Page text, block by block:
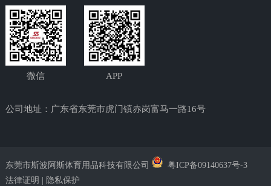
微信 APP
公司地址：广东省东莞市虎门镇赤岗富马一路16号
东莞市斯波阿斯体育用品科技有限公司
粤ICP备09140637号-3
法律证明 | 隐私保护